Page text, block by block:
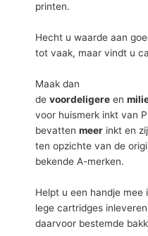
printen.
Hecht u waarde aan
tot vaak, maar vindt u
Maak dan
de voordeligere en
voor huismerk inkt van
bevatten meer inkt en
ten opzichte van de
bekende A-merken.
Helpt u een handje
lege cartridges
daarvoor bestemde